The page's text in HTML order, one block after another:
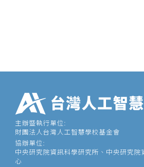
主辦暨執行單位:
財團法人台灣人工智慧學校基金會
協辦單位:
中央研究院資訊科學研究所、中央研究院
心